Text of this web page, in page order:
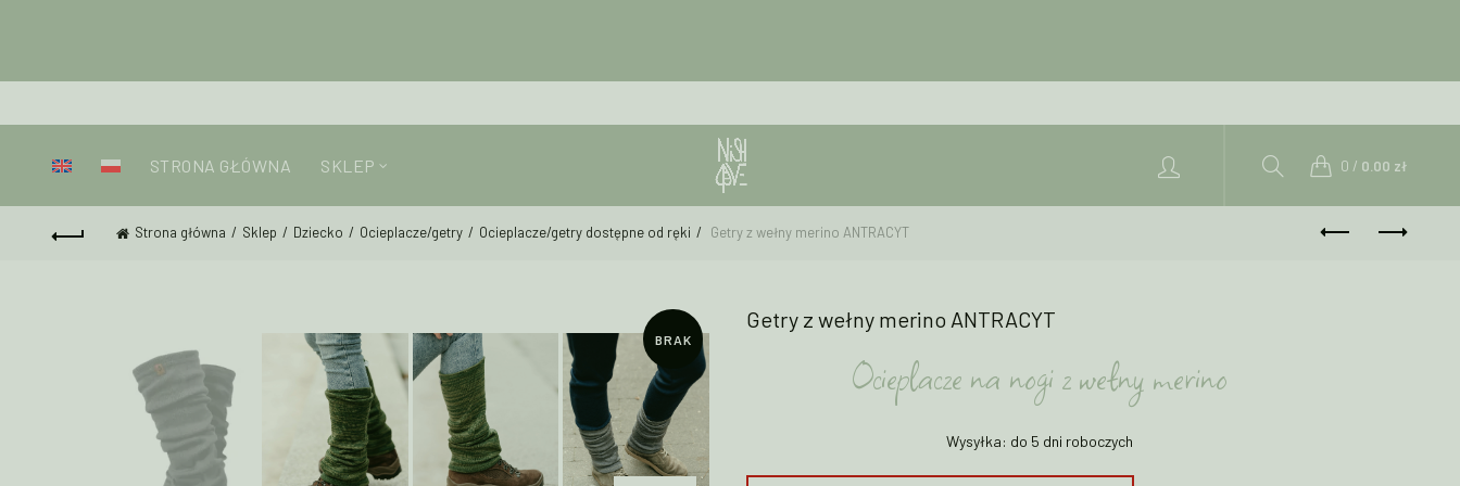
STRONA GŁÓWNA SKLEP 0 / 0.00 zł
Strona główna Sklep Dziecko Ocieplacze/getry Ocieplacze/getry dostępne od ręki Getry z wełny merino ANTRACYT
BRAK
Getry z wełny merino ANTRACYT
Ocieplacze na nogi z wełny merino
Wysyłka: do 5 dni roboczych